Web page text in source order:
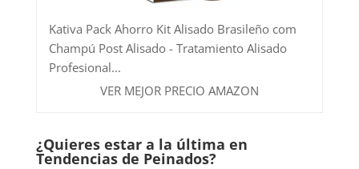
Kativa Pack Ahorro Kit Alisado Brasileño com
Champú Post Alisado - Tratamiento Alisado
Profesional...
VER MEJOR PRECIO AMAZON
¿Quieres estar a la última en
Tendencias de Peinados?